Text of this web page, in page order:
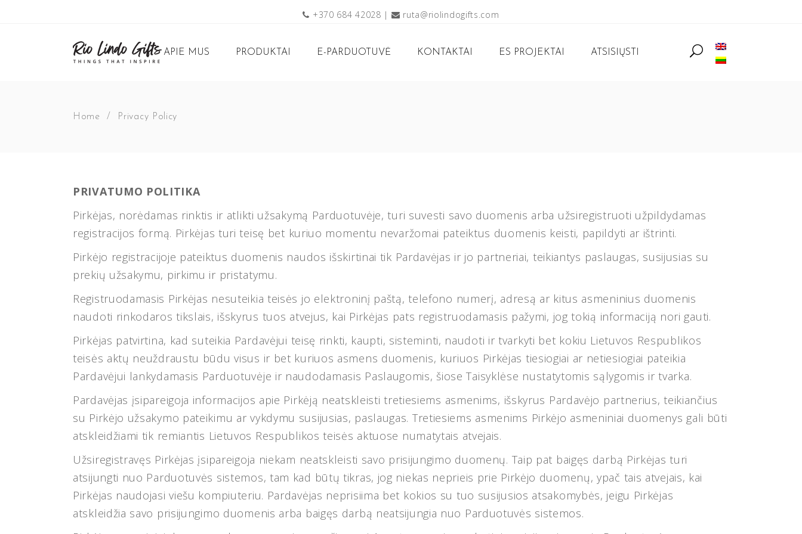
+370 684 42028 | ruta@riolindogifts.com
APIE MUS PRODUKTAI E-PARDUOTUVĖ KONTAKTAI ES PROJEKTAI ATSISIŲSTI
Home / Privacy Policy
PRIVATUMO POLITIKA
Pirkėjas, norėdamas rinktis ir atlikti užsakymą Parduotuvėje, turi suvesti savo duomenis arba užsiregistruoti užpildydamas
registracijos formą. Pirkėjas turi teisę bet kuriuo momentu nevaržomai pateiktus duomenis keisti, papildyti ar ištrinti.
Pirkėjo registracijoje pateiktus duomenis naudos išskirtinai tik Pardavėjas ir jo partneriai, teikiantys paslaugas, susijusias su
prekių užsakymu, pirkimu ir pristatymu.
Registruodamasis Pirkėjas nesuteikia teisės jo elektroninį paštą, telefono numerį, adresą ar kitus asmeninius duomenis
naudoti rinkodaros tikslais, išskyrus tuos atvejus, kai Pirkėjas pats registruodamasis pažymi, jog tokią informaciją nori gauti.
Pirkėjas patvirtina, kad suteikia Pardavėjui teisę rinkti, kaupti, sisteminti, naudoti ir tvarkyti bet kokiu Lietuvos Respublikos
teisės aktų neuždraustu būdu visus ir bet kuriuos asmens duomenis, kuriuos Pirkėjas tiesiogiai ar netiesiogiai pateikia
Pardavėjui lankydamasis Parduotuvėje ir naudodamasis Paslaugomis, šiose Taisyklėse nustatytomis sąlygomis ir tvarka.
Pardavėjas įsipareigoja informacijos apie Pirkėją neatskleisti tretiesiems asmenims, išskyrus Pardavėjo partnerius, teikiančius
su Pirkėjo užsakymo pateikimu ar vykdymu susijusias, paslaugas. Tretiesiems asmenims Pirkėjo asmeniniai duomenys gali būti
atskleidžiami tik remiantis Lietuvos Respublikos teisės aktuose numatytais atvejais.
Užsiregistravęs Pirkėjas įsipareigoja niekam neatskleisti savo prisijungimo duomenų. Taip pat baigęs darbą Pirkėjas turi
atsijungti nuo Parduotuvės sistemos, tam kad būtų tikras, jog niekas neprieis prie Pirkėjo duomenų, ypač tais atvejais, kai
Pirkėjas naudojasi viešu kompiuteriu. Pardavėjas neprisiima bet kokios su tuo susijusios atsakomybės, jeigu Pirkėjas
atskleidžia savo prisijungimo duomenis arba baigęs darbą neatsijungia nuo Parduotuvės sistemos.